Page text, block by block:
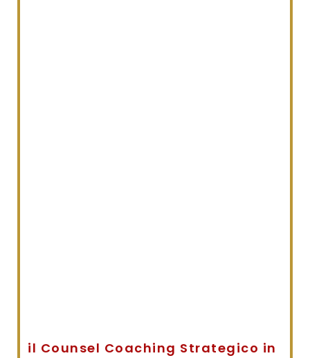
il Counsel Coaching Strategico in